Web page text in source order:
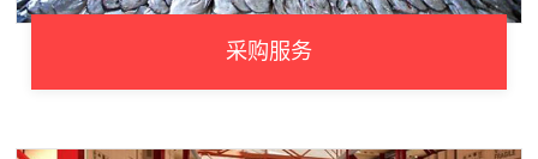
采购服务